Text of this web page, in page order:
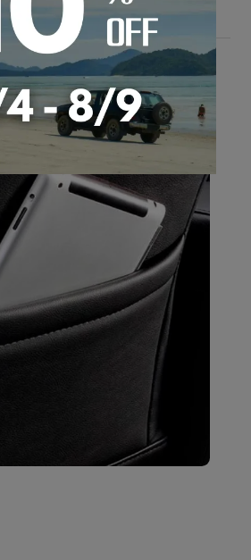
& Detail
ルにも最大限のこだわりを